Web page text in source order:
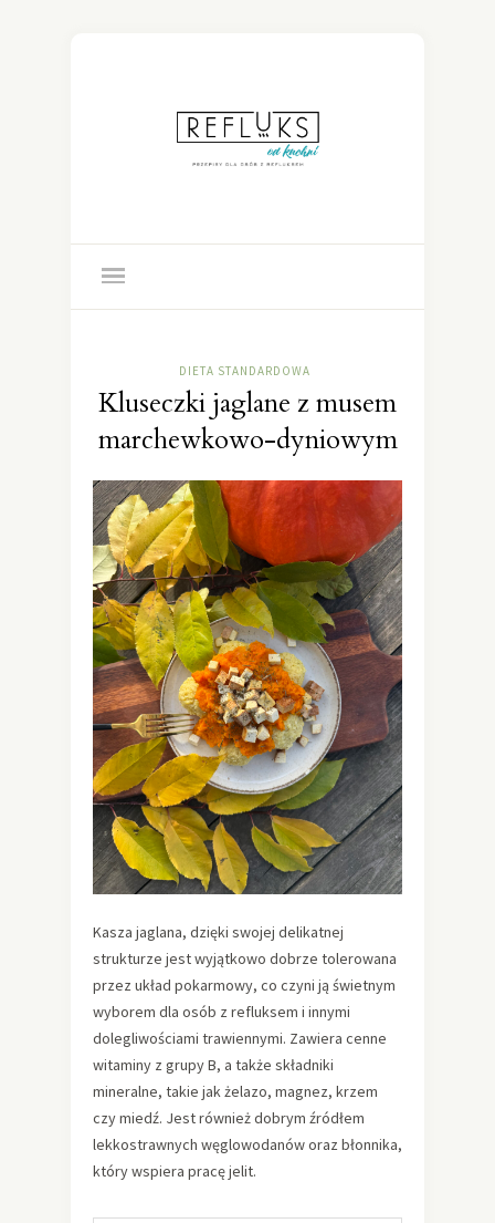
DIETA STANDARDOWA
Kluseczki jaglane z musem
marchewkowo-dyniowym
Kasza jaglana, dzięki swojej delikatnej
strukturze jest wyjątkowo dobrze tolerowana
przez układ pokarmowy, co czyni ją świetnym
wyborem dla osób z refluksem i innymi
dolegliwościami trawiennymi. Zawiera cenne
witaminy z grupy B, a także składniki
mineralne, takie jak żelazo, magnez, krzem
czy miedź. Jest również dobrym źródłem
lekkostrawnych węglowodanów oraz błonnika,
który wspiera pracę jelit.